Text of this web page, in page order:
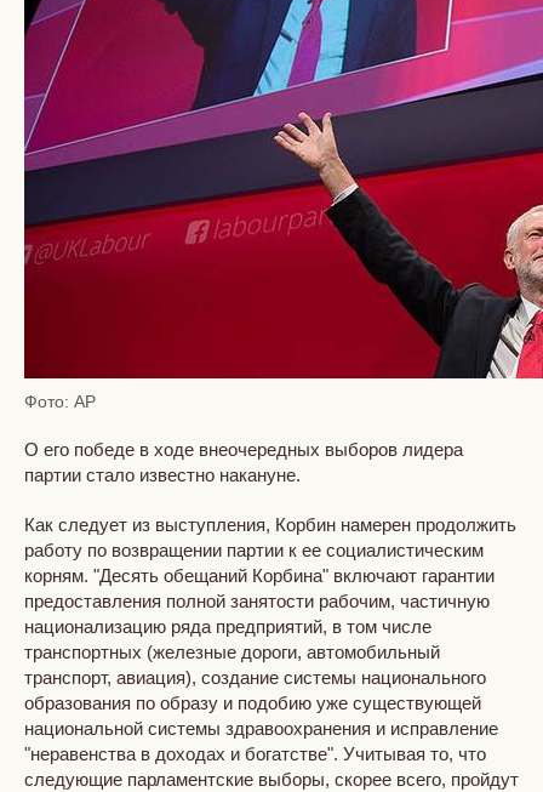
Фото: AP
О его победе в ходе внеочередных выборов лидера
партии стало известно накануне.
Как следует из выступления, Корбин намерен продолжить
работу по возвращении партии к ее социалистическим
корням. "Десять обещаний Корбина" включают гарантии
предоставления полной занятости рабочим, частичную
национализацию ряда предприятий, в том числе
транспортных (железные дороги, автомобильный
транспорт, авиация), создание системы национального
образования по образу и подобию уже существующей
национальной системы здравоохранения и исправление
"неравенства в доходах и богатстве". Учитывая то, что
следующие парламентские выборы, скорее всего, пройдут